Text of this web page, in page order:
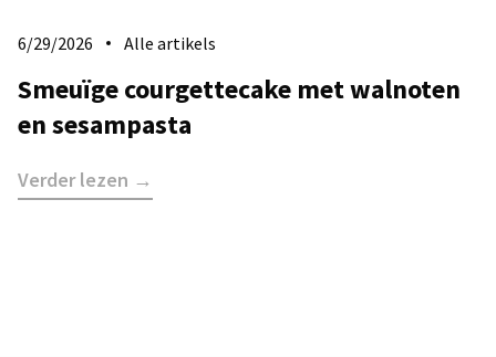
6/29/2026 Alle artikels
​Smeuïge courgettecake met walnoten
en sesampasta
Verder lezen →